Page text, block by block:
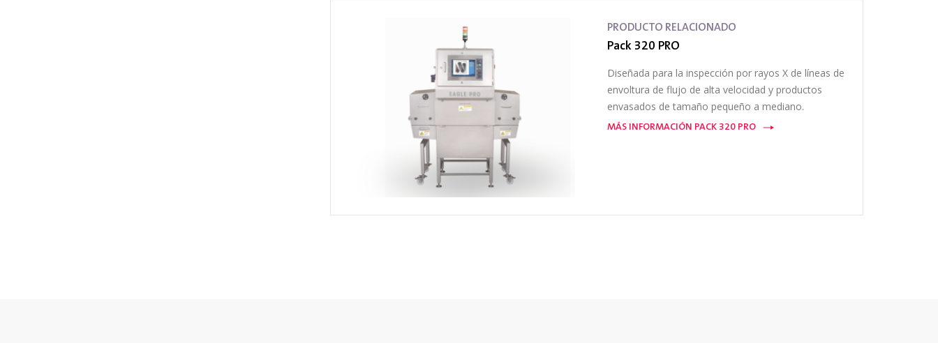
PRODUCTO RELACIONADO
Pack 320 PRO
Diseñada para la inspección por rayos X de líneas de
envoltura de flujo de alta velocidad y productos
envasados de tamaño pequeño a mediano.
MÁS INFORMACIÓN PACK 320 PRO